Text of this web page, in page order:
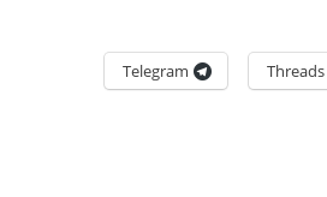
Threads
Telegram